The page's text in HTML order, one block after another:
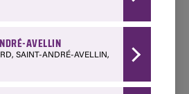
AVELLIN
SAINT-ANDRÉ-AVELLIN,